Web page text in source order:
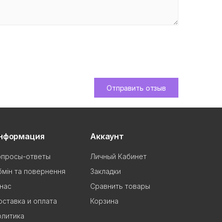
Отправить отзыв
ответы
та повернення
и оплата
Аккаунт
Личный Кабинет
Закладки
Сравнить товары
Корзина